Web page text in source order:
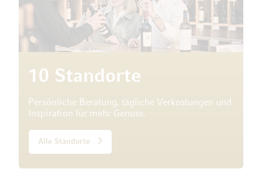
10 Standorte
Persönliche Beratung, tägliche Verkostungen und
Inspiration für mehr Genuss.
Alle Standorte